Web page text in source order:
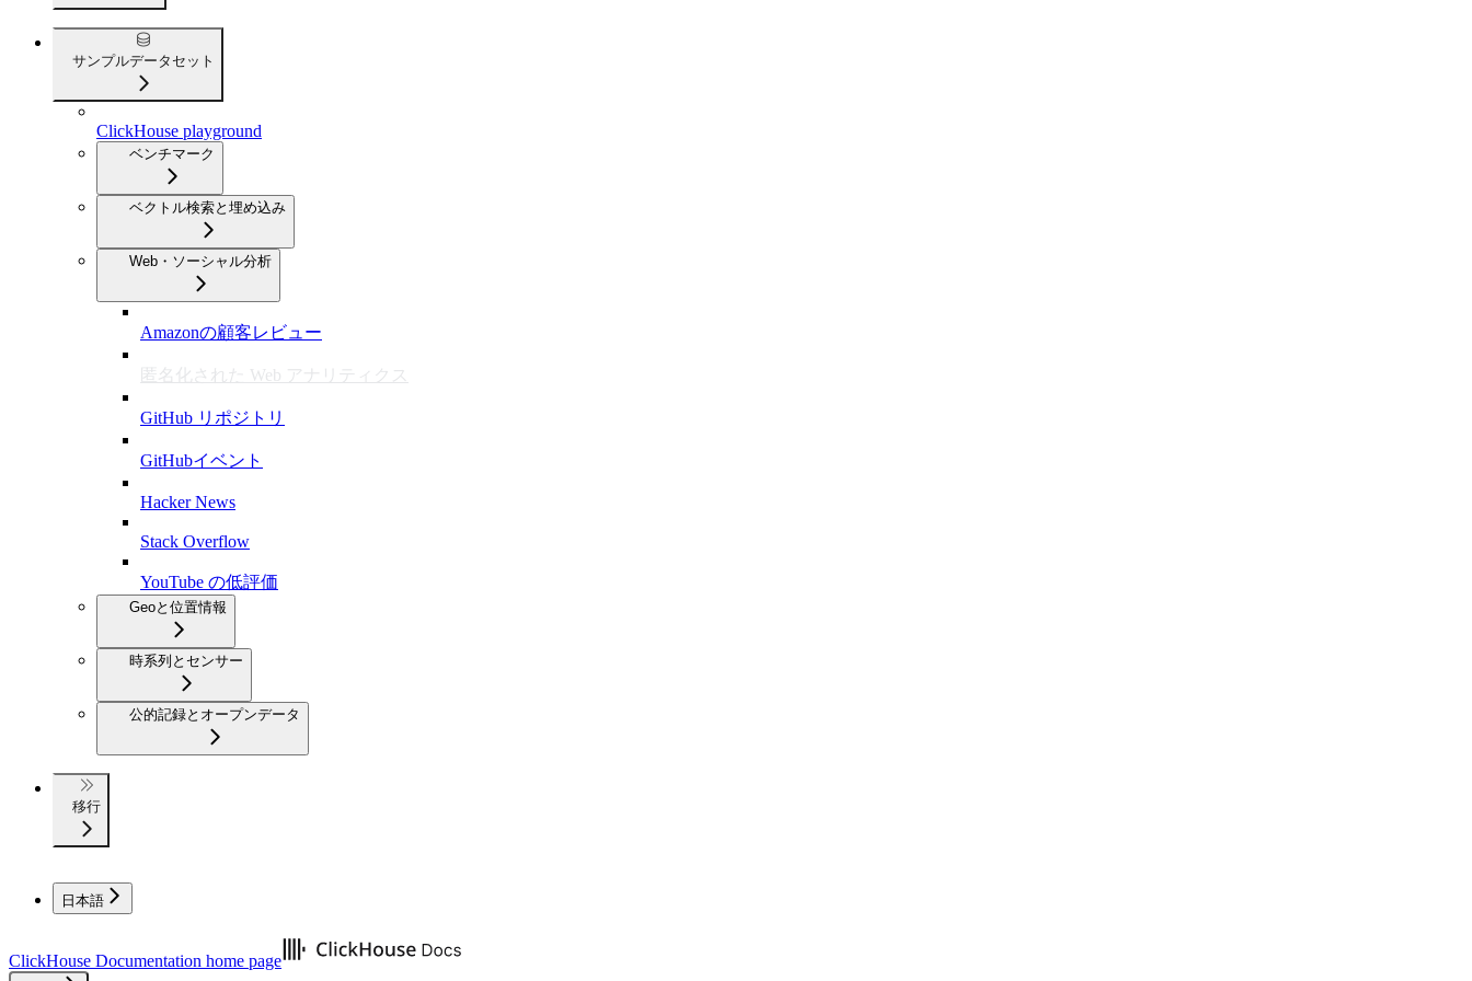
サンプルデータセット
ClickHouse playground
ベンチマーク
ベクトル検索と埋め込み
Web・ソーシャル分析
Amazonの顧客レビュー
匿名化された Web アナリティクス
GitHub リポジトリ
GitHubイベント
Hacker News
Stack Overflow
YouTube の低評価
Geoと位置情報
時系列とセンサー
公的記録とオープンデータ
移行
日本語
ClickHouse Documentation home page